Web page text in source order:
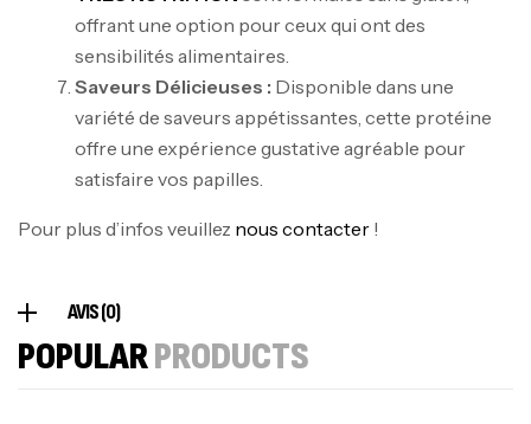
offrant une option pour ceux qui ont des
sensibilités alimentaires.
Saveurs Délicieuses : Disponible dans une
variété de saveurs appétissantes, cette protéine
offre une expérience gustative agréable pour
satisfaire vos papilles.
Pour plus d’infos veuillez nous contacter !
AVIS (0)
POPULARPRODUCTS
Biotech USA
CREATINE
د.ت126
100% Pure Whey – 2,27kg – BIOTECHUSA
Autres
Autres
د.ت